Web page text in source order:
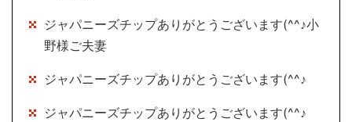
ジャパニーズチップありがとうございます(^^♪小
野様ご夫妻
ジャパニーズチップありがとうございます(^^♪
ジャパニーズチップありがとうございます(^^♪